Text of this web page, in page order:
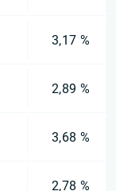
3,17 %
2,89 %
3,68 %
2,78 %